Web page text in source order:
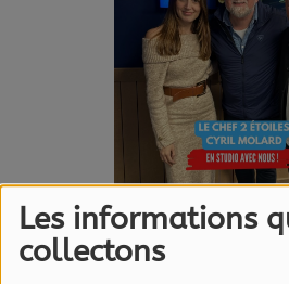
Les informations
collectons